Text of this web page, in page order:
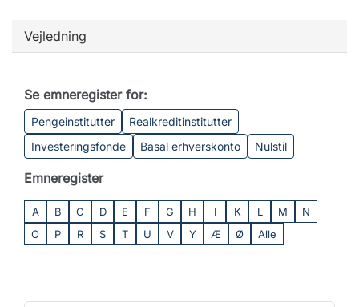
Vejledning
Se emneregister for:
Pengeinstitutter
Realkreditinstitutter
Investeringsfonde
Basal erhverskonto Nulstil
Emneregister
A B C D E F G H I K L M
N
O
P R S T U V Y Æ Ø Alle